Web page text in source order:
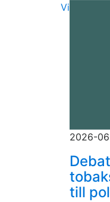
2026-
till
Visa fler